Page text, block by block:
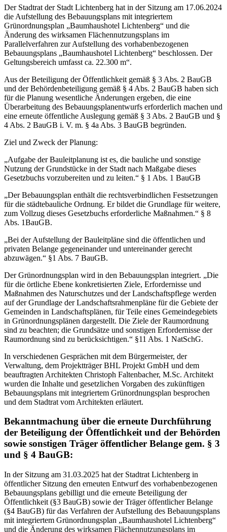
Der Stadtrat der Stadt Lichtenberg hat in der Sitzung am 17.06.2024
die Aufstellung des Bebauungsplans mit integriertem
Grünordnungsplan „Baumhaushotel Lichtenberg“ und die
Änderung des wirksamen Flächennutzungsplans im
Parallelverfahren zur Aufstellung des vorhabenbezogenen
Bebauungsplans „Baumhaushotel Lichtenberg“ beschlossen. Der
Geltungsbereich umfasst ca. 22.300 m“.
Aus der Beteiligung der Öffentlichkeit gemäß § 3 Abs. 2 BauGB
und der Behördenbeteiligung gemäß § 4 Abs. 2 BauGB haben sich
für die Planung wesentliche Änderungen ergeben, die eine
Überarbeitung des Bebauungsplanentwurfs erforderlich machen und
eine erneute öffentliche Auslegung gemäß § 3 Abs. 2 BauGB und §
4 Abs. 2 BauGB i. V. m. § 4a Abs. 3 BauGB begründen.
Ziel und Zweck der Planung:
„Aufgabe der Bauleitplanung ist es, die bauliche und sonstige
Nutzung der Grundstücke in der Stadt nach Maßgabe dieses
Gesetzbuchs vorzubereiten und zu leiten.“ § 1 Abs. 1 BauGB
„Der Bebauungsplan enthält die rechtsverbindlichen Festsetzungen
für die städtebauliche Ordnung. Er bildet die Grundlage für weitere,
zum Vollzug dieses Gesetzbuchs erforderliche Maßnahmen.“ § 8
Abs. 1BauGB.
„Bei der Aufstellung der Bauleitpläne sind die öffentlichen und
privaten Belange gegeneinander und untereinander gerecht
abzuwägen.“ §1 Abs. 7 BauGB.
Der Grünordnungsplan wird in den Bebauungsplan integriert. „Die
für die örtliche Ebene konkretisierten Ziele, Erfordernisse und
Maßnahmen des Naturschutzes und der Landschaftspflege werden
auf der Grundlage der Landschaftsrahmenpläne für die Gebiete der
Gemeinden in Landschaftsplänen, für Teile eines Gemeindegebiets
in Grünordnungsplänen dargestellt. Die Ziele der Raumordnung
sind zu beachten; die Grundsätze und sonstigen Erfordernisse der
Raumordnung sind zu berücksichtigen.“ §11 Abs. 1 NatSchG.
In verschiedenen Gesprächen mit dem Bürgermeister, der
Verwaltung, dem Projektträger BHL Projekt GmbH und dem
beauftragten Architekten Christoph Faltenbacher, M.Sc. Architekt
wurden die Inhalte und gesetzlichen Vorgaben des zukünftigen
Bebauungsplans mit integriertem Grünordnungsplan besprochen
und dem Stadtrat vom Architekten erläutert.
Bekanntmachung über die erneute Durchführung
der Beteiligung der Öffentlichkeit und der Behörden
sowie sonstigen Träger öffentlicher Belange gem. § 3
und § 4 BauGB:
In der Sitzung am 31.03.2025 hat der Stadtrat Lichtenberg in
öffentlicher Sitzung den erneuten Entwurf des vorhabenbezogenen
Bebauungsplans gebilligt und die erneute Beteiligung der
Öffentlichkeit (§3 BauGB) sowie der Träger öffentlicher Belange
(§4 BauGB) für das Verfahren der Aufstellung des Bebauungsplans
mit integriertem Grünordnungsplan „Baumhaushotel Lichtenberg“
und die Änderung des wirksamen Flächennutzungsplans im